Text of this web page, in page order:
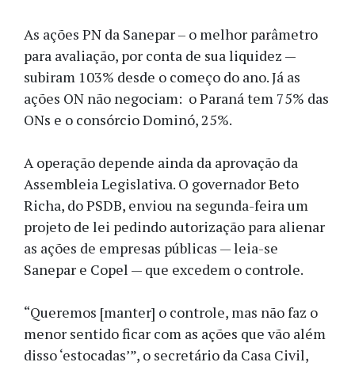
As ações PN da Sanepar – o melhor parâmetro
para avaliação, por conta de sua liquidez —
subiram 103% desde o começo do ano. Já as
ações ON não negociam: o Paraná tem 75% das
ONs e o consórcio Dominó, 25%.
A operação depende ainda da aprovação da
Assembleia Legislativa. O governador Beto
Richa, do PSDB, enviou na segunda-feira um
projeto de lei pedindo autorização para alienar
as ações de empresas públicas — leia-se
Sanepar e Copel — que excedem o controle.
“Queremos [manter] o controle, mas não faz o
menor sentido ficar com as ações que vão além
disso ‘estocadas’”, o secretário da Casa Civil,